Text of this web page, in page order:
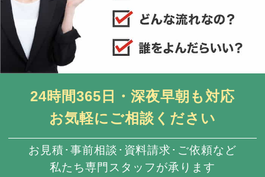
24時間365日・深夜早朝も対応
お気軽にご相談ください
お見積･事前相談･資料請求･ご依頼など
私たち専門スタッフが承ります